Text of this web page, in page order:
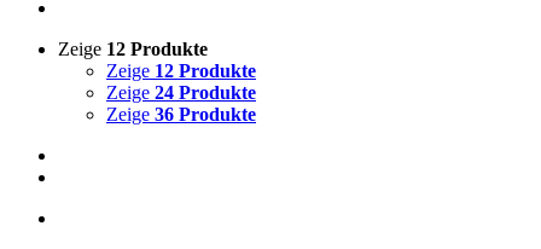
Zeige 12 Produkte
Zeige 12 Produkte
Zeige 24 Produkte
Zeige 36 Produkte